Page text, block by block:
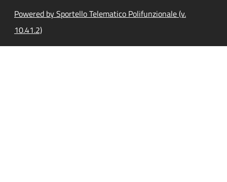
Powered by Sportello Telematico Polifunzionale (v.
10.41.2)